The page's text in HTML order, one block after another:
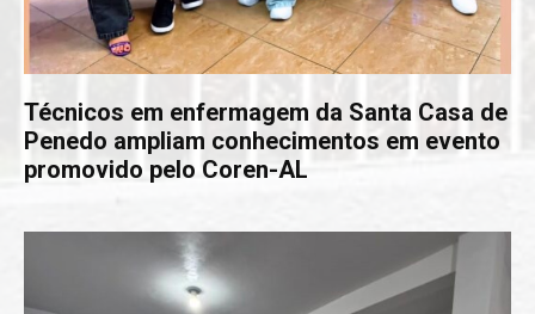
Técnicos em enfermagem da Santa Casa de
Penedo ampliam conhecimentos em evento
promovido pelo Coren-AL